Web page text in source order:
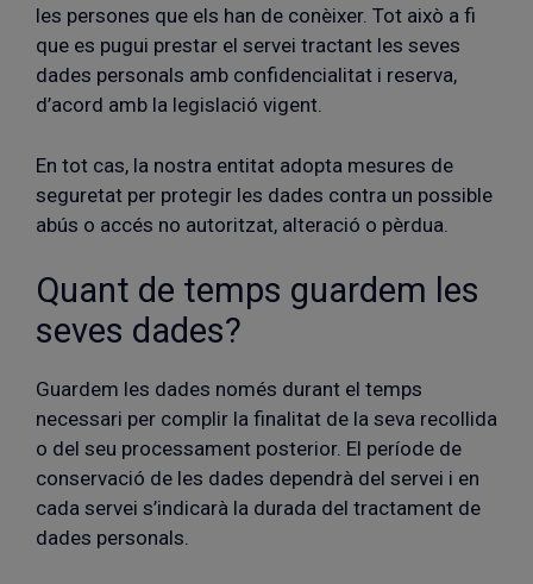
les persones que els han de conèixer. Tot això a fi
que es pugui prestar el servei tractant les seves
dades personals amb confidencialitat i reserva,
d’acord amb la legislació vigent.
En tot cas, la nostra entitat adopta mesures de
seguretat per protegir les dades contra un possible
abús o accés no autoritzat, alteració o pèrdua.
Quant de temps guardem les
seves dades?
Guardem les dades només durant el temps
necessari per complir la finalitat de la seva recollida
o del seu processament posterior. El període de
conservació de les dades dependrà del servei i en
cada servei s’indicarà la durada del tractament de
dades personals.